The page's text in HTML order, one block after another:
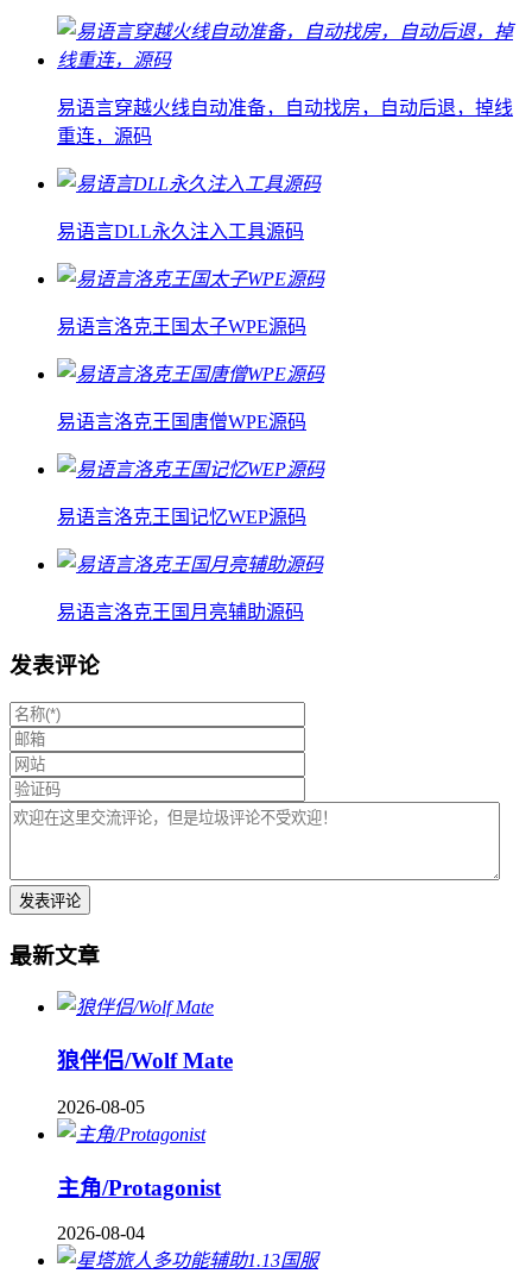
易语言穿越火线自动准备，自动找房，自动后退，掉线
重连，源码
易语言DLL永久注入工具源码
易语言洛克王国太子WPE源码
易语言洛克王国唐僧WPE源码
易语言洛克王国记忆WEP源码
易语言洛克王国月亮辅助源码
发表评论
最新文章
狼伴侣/Wolf Mate
2026-08-05
主角/Protagonist
2026-08-04